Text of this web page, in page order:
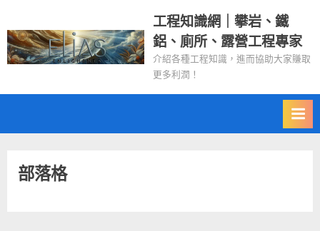
to
content
工程知識網｜攀岩、鐵
鋁、廁所、露營工程專家
介紹各種工程知識，進而協助大家賺取
更多利潤！
部落格